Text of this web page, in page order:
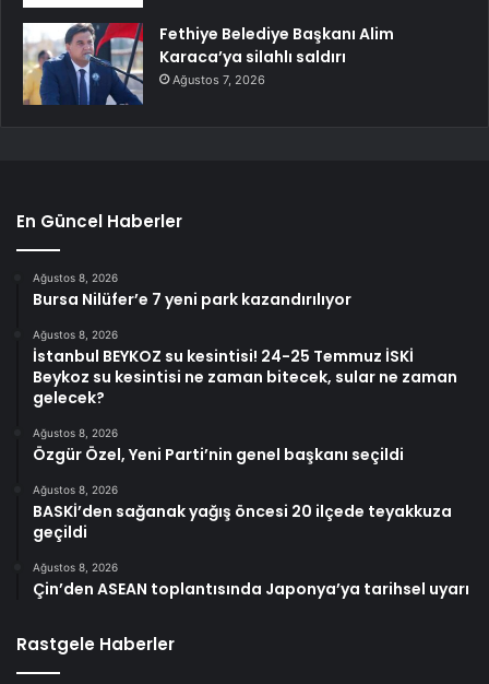
Fethiye Belediye Başkanı Alim
Karaca’ya silahlı saldırı
Ağustos 7, 2026
En Güncel Haberler
Ağustos 8, 2026
Bursa Nilüfer’e 7 yeni park kazandırılıyor
Ağustos 8, 2026
İstanbul BEYKOZ su kesintisi! 24-25 Temmuz İSKİ
Beykoz su kesintisi ne zaman bitecek, sular ne zaman
gelecek?
Ağustos 8, 2026
Özgür Özel, Yeni Parti’nin genel başkanı seçildi
Ağustos 8, 2026
BASKİ’den sağanak yağış öncesi 20 ilçede teyakkuza
geçildi
Ağustos 8, 2026
Çin’den ASEAN toplantısında Japonya’ya tarihsel uyarı
Rastgele Haberler